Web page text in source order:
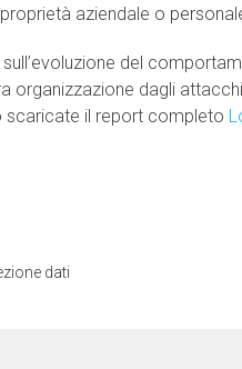
aziendale o
del
dagli
scaricate il report completo
dati